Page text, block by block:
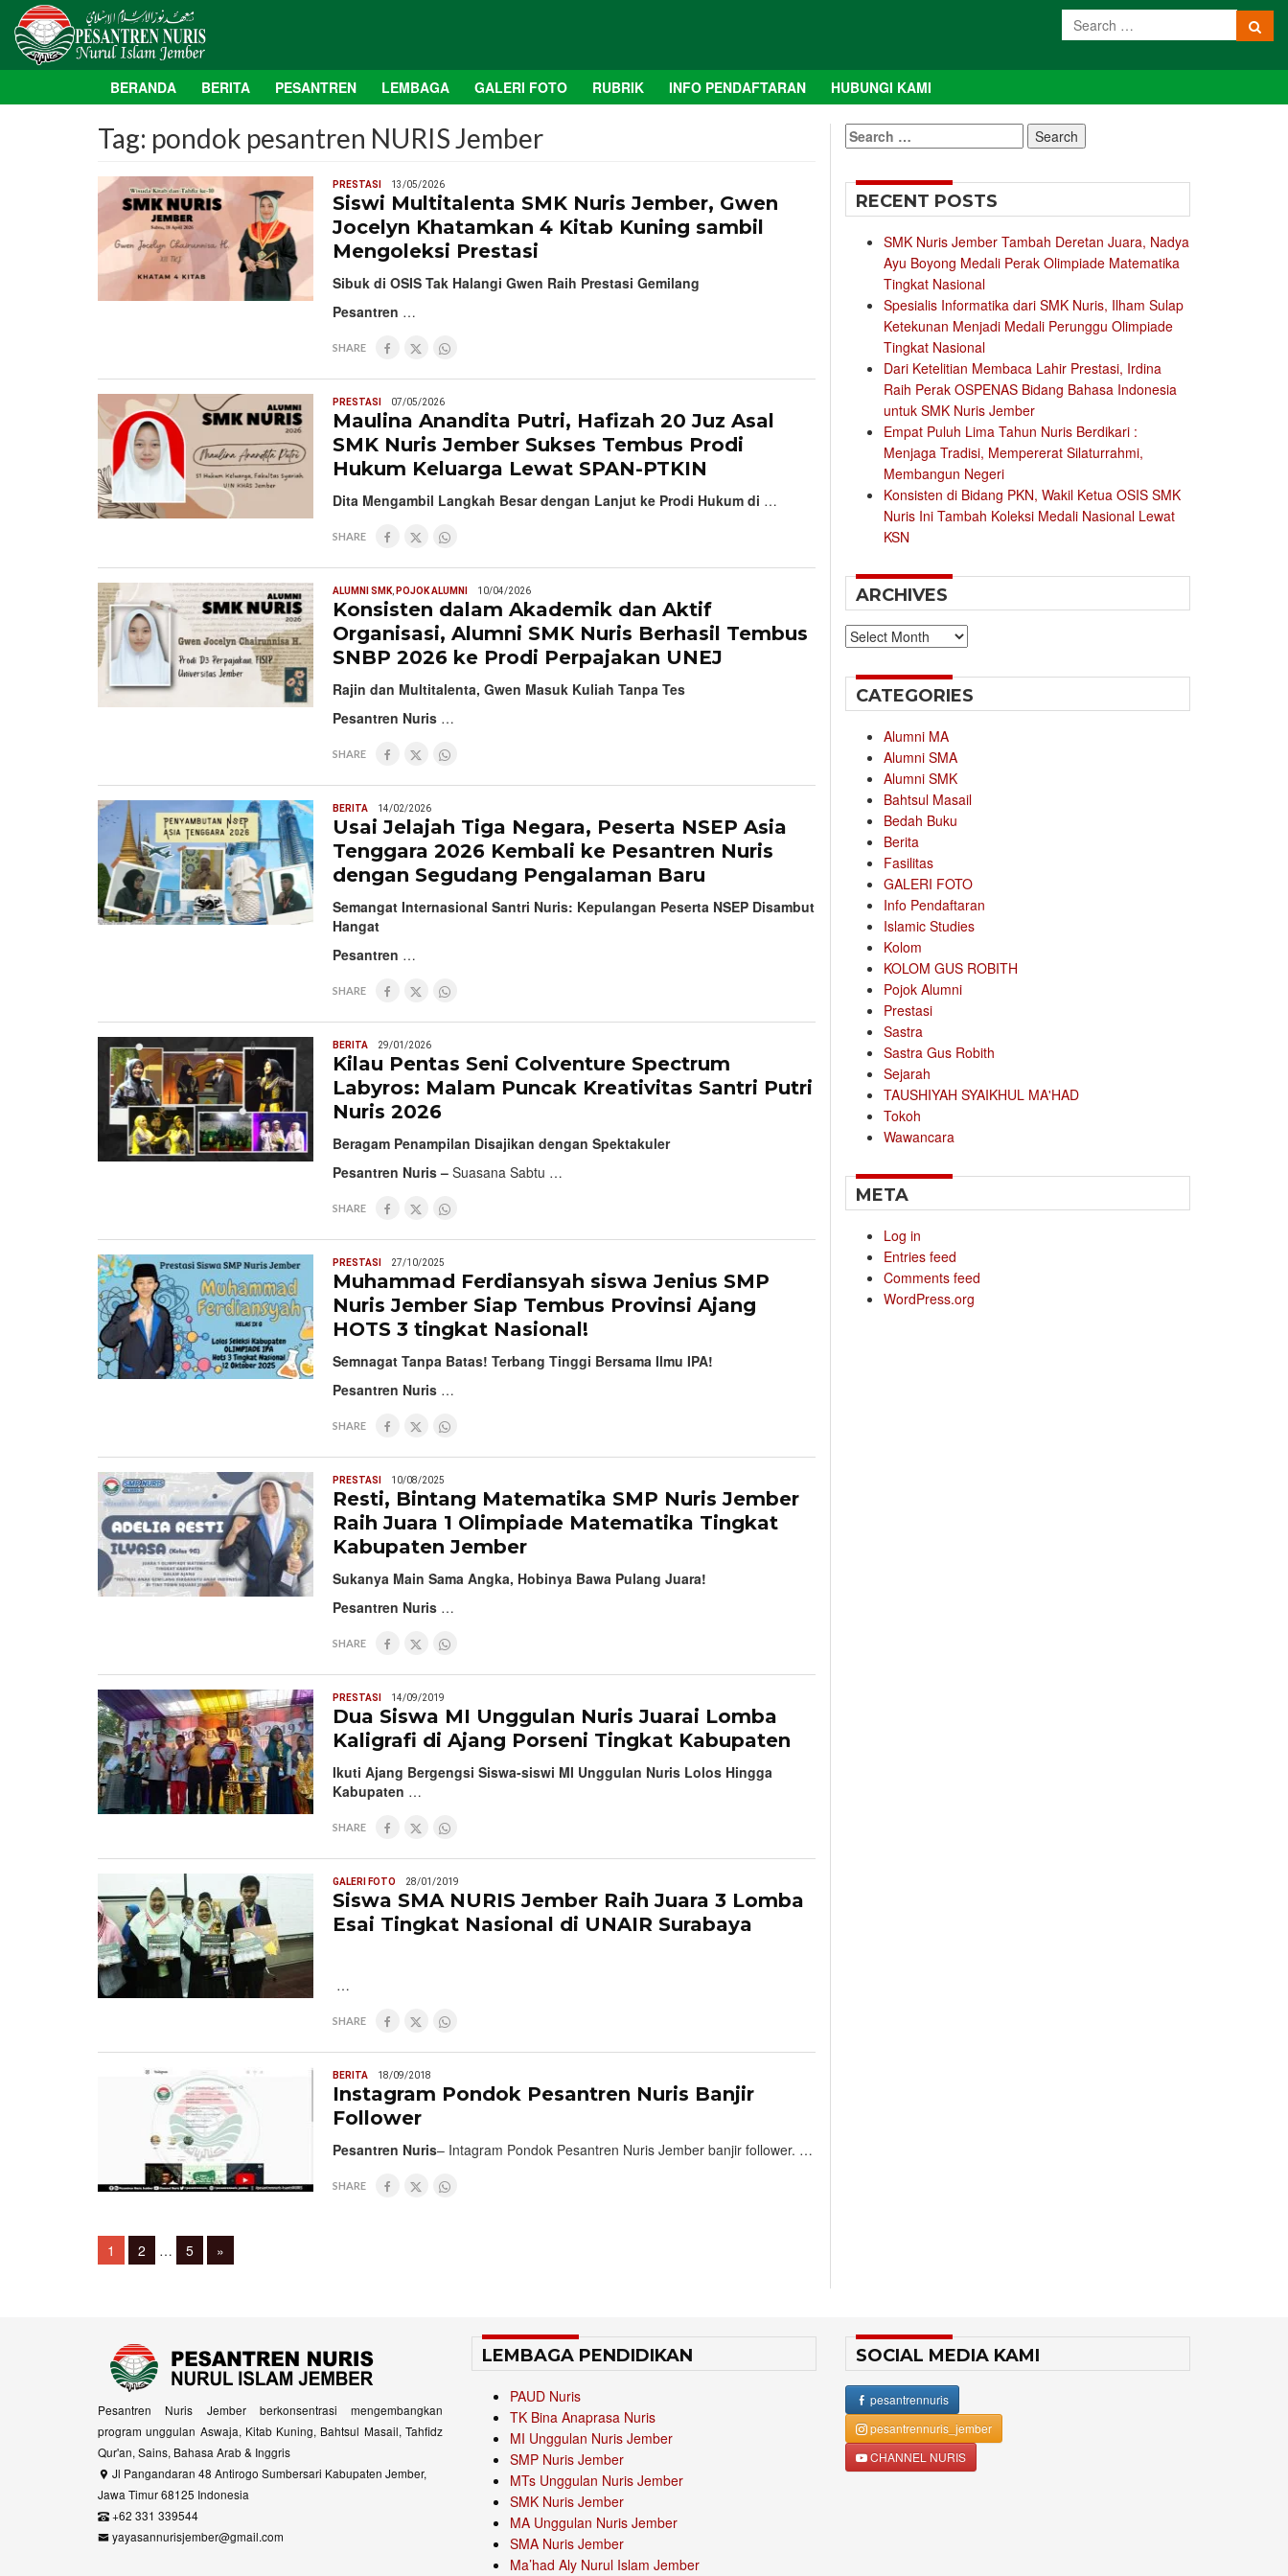
BERANDA BERITA PESANTREN LEMBAGA GALERI FOTO RUBRIK INFO PENDAFTARAN HUBUNGI KAMI
Tag: pondok pesantren NURIS Jember
PRESTASI 13/05/2026
Siswi Multitalenta SMK Nuris Jember, Gwen
Jocelyn Khatamkan 4 Kitab Kuning sambil
Mengoleksi Prestasi
Sibuk di OSIS Tak Halangi Gwen Raih Prestasi Gemilang
Pesantren …
SHARE
PRESTASI 07/05/2026
Maulina Anandita Putri, Hafizah 20 Juz Asal
SMK Nuris Jember Sukses Tembus Prodi
Hukum Keluarga Lewat SPAN-PTKIN
Dita Mengambil Langkah Besar dengan Lanjut ke Prodi Hukum di …
SHARE
ALUMNI SMK, POJOK ALUMNI 10/04/2026
Konsisten dalam Akademik dan Aktif
Organisasi, Alumni SMK Nuris Berhasil Tembus
SNBP 2026 ke Prodi Perpajakan UNEJ
Rajin dan Multitalenta, Gwen Masuk Kuliah Tanpa Tes
Pesantren Nuris …
SHARE
BERITA 14/02/2026
Usai Jelajah Tiga Negara, Peserta NSEP Asia
Tenggara 2026 Kembali ke Pesantren Nuris
dengan Segudang Pengalaman Baru
Semangat Internasional Santri Nuris: Kepulangan Peserta NSEP Disambut
Hangat
Pesantren …
SHARE
BERITA 29/01/2026
Kilau Pentas Seni Colventure Spectrum
Labyros: Malam Puncak Kreativitas Santri Putri
Nuris 2026
Beragam Penampilan Disajikan dengan Spektakuler
Pesantren Nuris –Suasana Sabtu …
SHARE
PRESTASI 27/10/2025
Muhammad Ferdiansyah siswa Jenius SMP
Nuris Jember Siap Tembus Provinsi Ajang
HOTS 3 tingkat Nasional!
Semnagat Tanpa Batas! Terbang Tinggi Bersama Ilmu IPA!
Pesantren Nuris …
SHARE
PRESTASI 10/08/2025
Resti, Bintang Matematika SMP Nuris Jember
Raih Juara 1 Olimpiade Matematika Tingkat
Kabupaten Jember
Sukanya Main Sama Angka, Hobinya Bawa Pulang Juara!
Pesantren Nuris …
SHARE
PRESTASI 14/09/2019
Dua Siswa MI Unggulan Nuris Juarai Lomba
Kaligrafi di Ajang Porseni Tingkat Kabupaten
Ikuti Ajang Bergengsi Siswa-siswi MI Unggulan Nuris Lolos Hingga
Kabupaten …
SHARE
GALERI FOTO 28/01/2019
Siswa SMA NURIS Jember Raih Juara 3 Lomba
Esai Tingkat Nasional di UNAIR Surabaya
…
SHARE
BERITA 18/09/2018
Instagram Pondok Pesantren Nuris Banjir
Follower
Pesantren Nuris– Intagram Pondok Pesantren Nuris Jember banjir follower. …
SHARE
Posts
Page
1 Page
2 … Page
5 »
Search
for:
RECENT POSTS
SMK Nuris Jember Tambah Deretan Juara, Nadya
Ayu Boyong Medali Perak Olimpiade Matematika
Tingkat Nasional
Spesialis Informatika dari SMK Nuris, Ilham Sulap
Ketekunan Menjadi Medali Perunggu Olimpiade
Tingkat Nasional
Dari Ketelitian Membaca Lahir Prestasi, Irdina
Raih Perak OSPENAS Bidang Bahasa Indonesia
untuk SMK Nuris Jember
Empat Puluh Lima Tahun Nuris Berdikari :
Menjaga Tradisi, Mempererat Silaturrahmi,
Membangun Negeri
Konsisten di Bidang PKN, Wakil Ketua OSIS SMK
Nuris Ini Tambah Koleksi Medali Nasional Lewat
KSN
ARCHIVES
Archives
CATEGORIES
Alumni MA
Alumni SMA
Alumni SMK
Bahtsul Masail
Bedah Buku
Berita
Fasilitas
GALERI FOTO
Info Pendaftaran
Islamic Studies
Kolom
KOLOM GUS ROBITH
Pojok Alumni
Prestasi
Sastra
Sastra Gus Robith
Sejarah
TAUSHIYAH SYAIKHUL MA'HAD
Tokoh
Wawancara
META
Log in
Entries feed
Comments feed
WordPress.org
Pesantren Nuris Jember berkonsentrasi mengembangkan
program unggulan Aswaja, Kitab Kuning, Bahtsul Masail, Tahfidz
Qur'an, Sains, Bahasa Arab & Inggris
Jl Pangandaran 48 Antirogo Sumbersari Kabupaten Jember,
Jawa Timur 68125 Indonesia
+62 331 339544
yayasannurisjember@gmail.com
LEMBAGA PENDIDIKAN
PAUD Nuris
TK Bina Anaprasa Nuris
MI Unggulan Nuris Jember
SMP Nuris Jember
MTs Unggulan Nuris Jember
SMK Nuris Jember
MA Unggulan Nuris Jember
SMA Nuris Jember
Ma’had Aly Nurul Islam Jember
SOCIAL MEDIA KAMI
pesantrennuris
pesantrennuris_jember
CHANNEL NURIS